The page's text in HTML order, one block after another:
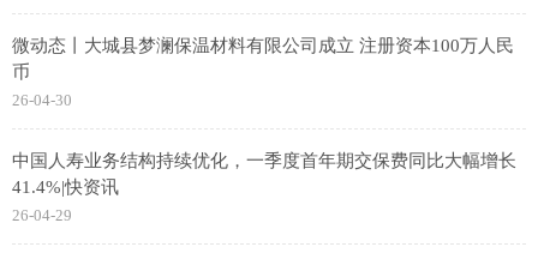
微动态丨大城县梦澜保温材料有限公司成立 注册资本100万人民
币
26-04-30
中国人寿业务结构持续优化，一季度首年期交保费同比大幅增长
41.4%|快资讯
26-04-29